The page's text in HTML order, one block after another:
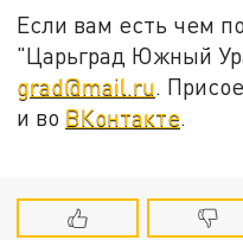
Если вам есть чем
"Царьград Южный
grad@mail.ru.
и во ВКонтакте.